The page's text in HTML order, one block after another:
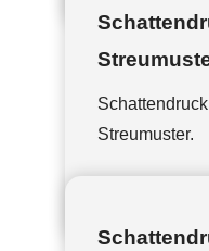
Streumuster.